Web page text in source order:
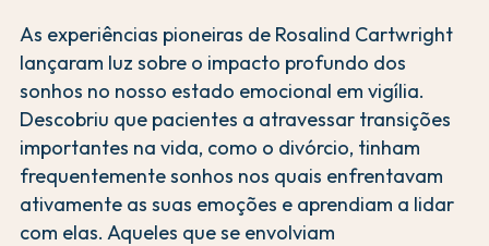
As experiências pioneiras de Rosalind Cartwright
lançaram luz sobre o impacto profundo dos
sonhos no nosso estado emocional em vigília.
Descobriu que pacientes a atravessar transições
importantes na vida, como o divórcio, tinham
frequentemente sonhos nos quais enfrentavam
ativamente as suas emoções e aprendiam a lidar
com elas. Aqueles que se envolviam